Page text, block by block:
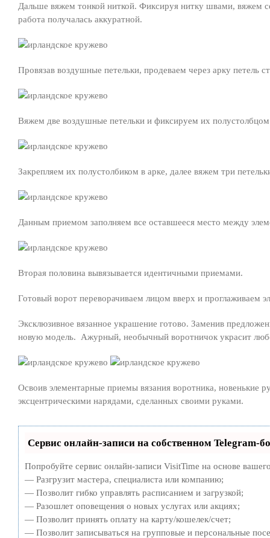
Дальше вяжем тонкой ниткой. Фиксируя нитку швами, вяжем
работа получалась аккуратной.
Провязав воздушные петельки, продеваем через арку петель
Вяжем две воздушные петельки и фиксируем их
Закрепляем их полустолбиком в арке, далее вяжем три
Данным приемом заполняем все оставшееся место между
Вторая половина вывязывается идентичными приемами.
Готовый ворот переворачиваем лицом вверх и проглаживаем
Эксклюзивное вязанное украшение готово. Заменив
новую модель. Ажурный, необычный воротничок украсит
Освоив элементарные приемы вязания воротника,
эксцентрическими нарядами, сделанных своими руками.
Сервис онлайн-записи на собственном Telegram-
Попробуйте сервис онлайн-записи VisitTime на основе
— Разгрузит мастера, специалиста или компанию;
— Позволит гибко управлять расписанием и загрузкой;
— Разошлет оповещения о новых услугах или акциях;
— Позволит принять оплату на карту/кошелек/счет;
— Позволит записываться на групповые и персональные